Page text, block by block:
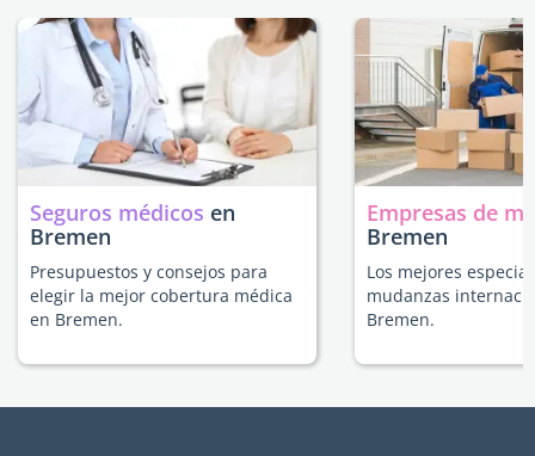
Seguros médicos en
Bremen
Presupuestos y consejos para
elegir la mejor cobertura médica
en Bremen.
Empresas de
Bremen
Los mejores
mudanzas
Bremen.